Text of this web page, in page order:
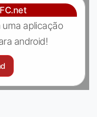
uma aplicação
android!